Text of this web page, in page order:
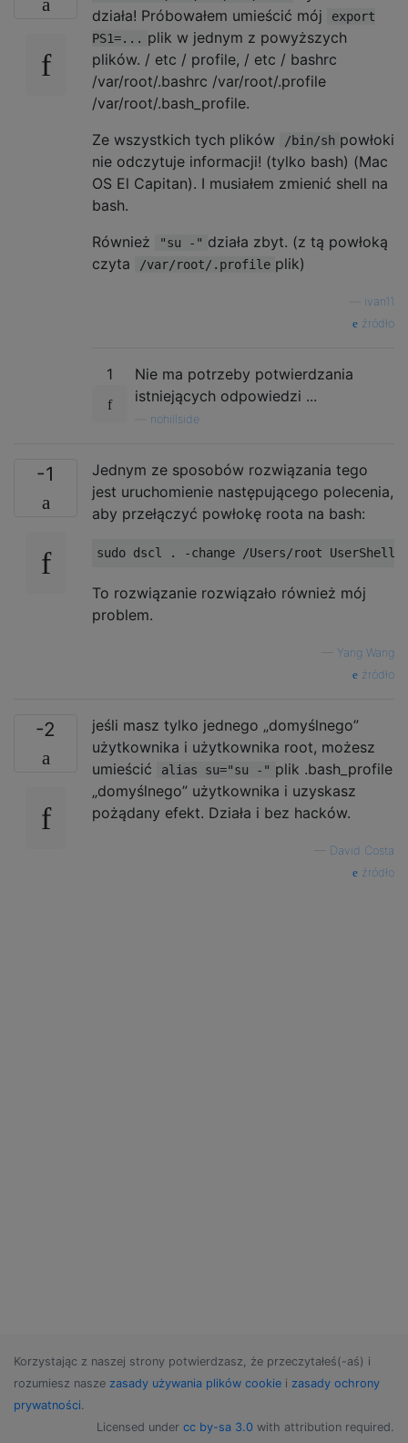
działa! Próbowałem umieścić mój
export
PS1=... plik w jednym z powyższych
plików. / etc / profile, / etc / bashrc
/var/root/.bashrc /var/root/.profile
/var/root/.bash_profile.
Ze wszystkich tych plików
/bin/sh powłoki
nie odczytuje informacji! (tylko bash) (Mac
OS El Capitan). I musiałem zmienić shell na
bash.
Również
"su -" działa zbyt. (z tą powłoką
czyta
/var/root/.profile plik)
ivan11
źródło
1
Nie ma potrzeby potwierdzania
istniejących odpowiedzi ...
nohillside
-1
Jednym ze sposobów rozwiązania tego
jest uruchomienie następującego polecenia,
aby przełączyć powłokę roota na bash:
sudo dscl . -change /Users/root UserShell
To rozwiązanie rozwiązało również mój
problem.
Yang Wang
źródło
-2
jeśli masz tylko jednego „domyślnego”
użytkownika i użytkownika root, możesz
umieścić
alias su="su -" plik .bash_profile
„domyślnego” użytkownika i uzyskasz
pożądany efekt. Działa i bez hacków.
David Costa
źródło
Korzystając z naszej strony potwierdzasz, że przeczytałeś(-aś) i
rozumiesz nasze zasady używania plików cookie i zasady ochrony
prywatności.
Licensed under cc by-sa 3.0 with attribution required.